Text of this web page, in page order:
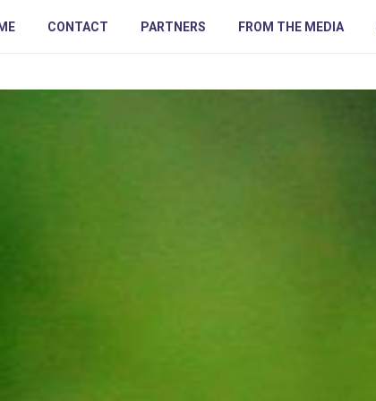
CONTACT PARTNERS FROM THE MEDIA